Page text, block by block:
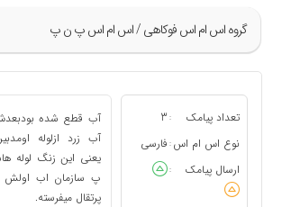
گروه اس ام اس فوکاهی / اس ام اس پ ن پ
تعداد پیامک :
3
نوع اس ام اس : فارسی
ارسال پیامک
:
آب قطع شده
آب زرد ازلوله
یعنی این زنگ
پ سازمان اب اولش
پرتقال میفرسته.